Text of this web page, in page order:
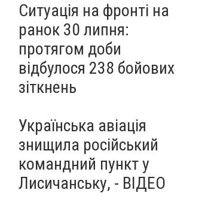
Ситуація на фронті на
ранок 30 липня:
протягом доби
відбулося 238 бойових
зіткнень
Українська авіація
знищила російський
командний пункт у
Лисичанську, - ВІДЕО